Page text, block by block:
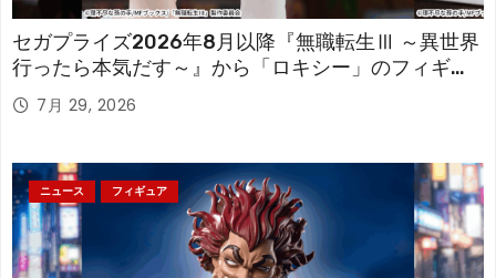
セガプライズ2026年8月以降『無職転生Ⅲ ～異世界
行ったら本気だす～』から「ロキシー」のフィギュ
アが登場！
7月 29, 2026
ニュース フィギュア